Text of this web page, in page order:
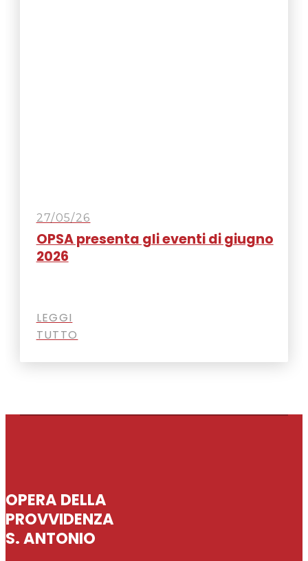
27/05/26
OPSA presenta gli eventi di giugno
2026
LEGGI
TUTTO
OPERA DELLA
PROVVIDENZA
S. ANTONIO